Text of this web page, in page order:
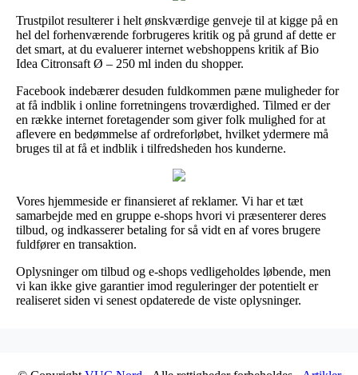
Trustpilot resulterer i helt ønskværdige genveje til at kigge på en
hel del forhenværende forbrugeres kritik og på grund af dette er
det smart, at du evaluerer internet webshoppens kritik af Bio
Idea Citronsaft Ø – 250 ml inden du shopper.
Facebook indebærer desuden fuldkommen pæne muligheder for
at få indblik i online forretningens troværdighed. Tilmed er der
en række internet foretagender som giver folk mulighed for at
aflevere en bedømmelse af ordreforløbet, hvilket ydermere må
bruges til at få et indblik i tilfredsheden hos kunderne.
Vores hjemmeside er finansieret af reklamer. Vi har et tæt
samarbejde med en gruppe e-shops hvori vi præsenterer deres
tilbud, og indkasserer betaling for så vidt en af vores brugere
fuldfører en transaktion.
Oplysninger om tilbud og e-shops vedligeholdes løbende, men
vi kan ikke give garantier imod reguleringer der potentielt er
realiseret siden vi senest opdaterede de viste oplysninger.